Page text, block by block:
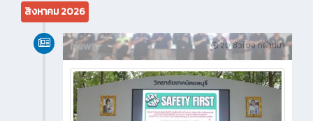
สิงหาคม 2026
20 ชั่วโมง ที่ผ่านมา
News